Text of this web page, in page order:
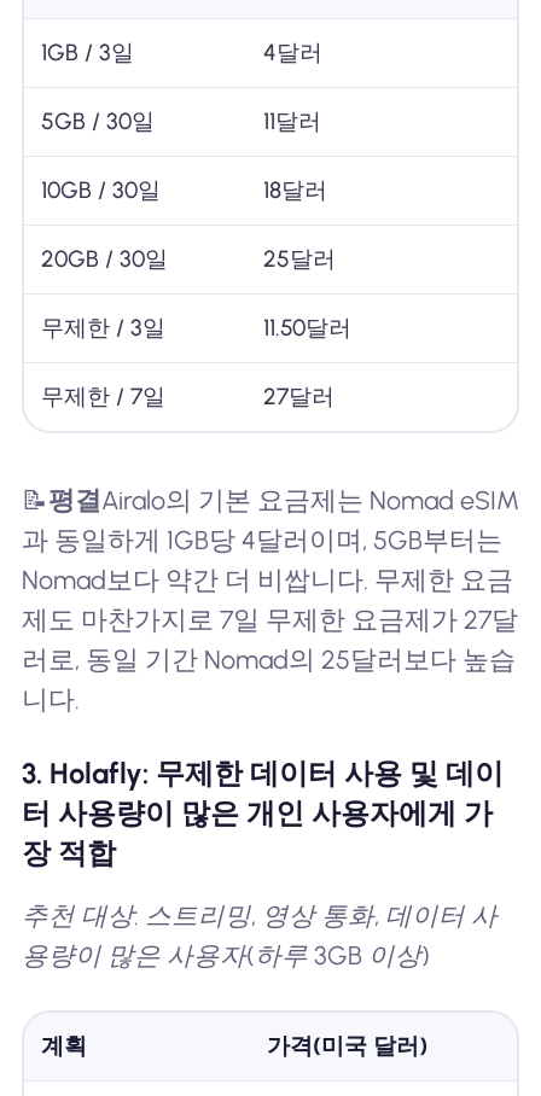
1GB / 3일 4달러
5GB / 30일 11달러
10GB / 30일 18달러
20GB / 30일 25달러
무제한 / 3일 11.50달러
무제한 / 7일 27달러
📝평결 Airalo의 기본 요금제는 Nomad eSIM
과 동일하게 1GB당 4달러이며, 5GB부터는
Nomad보다 약간 더 비쌉니다. 무제한 요금
제도 마찬가지로 7일 무제한 요금제가 27달
러로, 동일 기간 Nomad의 25달러보다 높습
니다.
3. Holafly: 무제한 데이터 사용 및 데이
터 사용량이 많은 개인 사용자에게 가
장 적합
추천 대상: 스트리밍, 영상 통화, 데이터 사
용량이 많은 사용자(하루 3GB 이상)
계획 가격(미국 달러)